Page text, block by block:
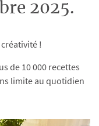
2025.
!
de 10 000 recettes
limite au quotidien